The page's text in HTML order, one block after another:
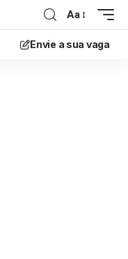
Aa
Envie a sua vaga